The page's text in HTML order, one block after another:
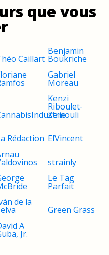
que vous
Caillart
Benjamin
Boukriche
Gabriel
Moreau
Kenzi
Riboulet-
Zemouli
Rédaction ElVincent
strainly
Le Tag
Parfait
de la
Green Grass
A
Jr.